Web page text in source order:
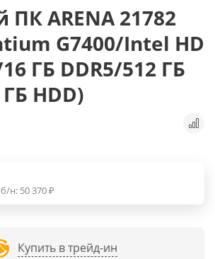
ARENA 21782
G7400/Intel HD
ГБ DDR5/512 ГБ
HDD)
н: 50 370₽
Купить в трейд-ин